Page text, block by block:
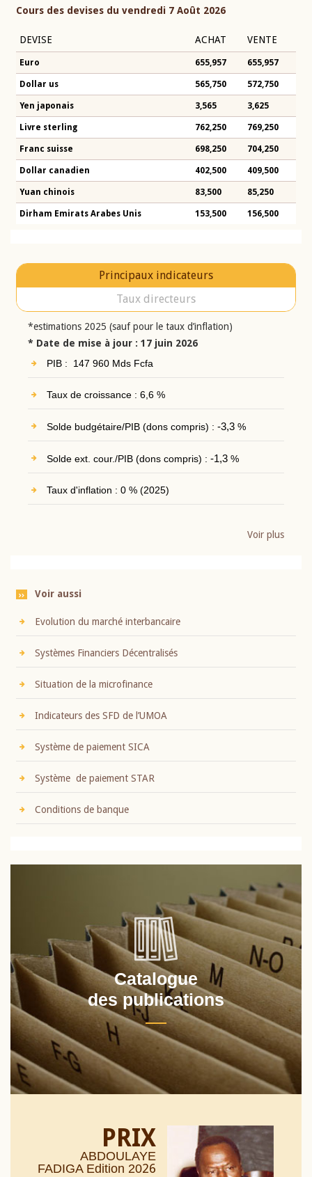
Cours des devises du vendredi 7 Août 2026
DEVISE ACHAT VENTE
Euro 655,957 655,957
Dollar us 565,750 572,750
Yen japonais 3,565 3,625
Livre sterling 762,250 769,250
Franc suisse 698,250 704,250
Dollar canadien 402,500 409,500
Yuan chinois 83,500 85,250
Dirham Emirats Arabes Unis 153,500 156,500
Principaux indicateurs
Taux directeurs
*estimations 2025 (sauf pour le taux d’inflation)
* Date de mise à jour : 17 juin 2026
PIB : 147 960 Mds Fcfa
Taux de croissance : 6,6 %
Solde budgétaire/PIB (dons compris) : -3,3%
Solde ext. cour./PIB (dons compris) : -1,3%
Taux d'inflation : 0 % (2025)
Voir plus
Voir aussi
Evolution du marché interbancaire
Systèmes Financiers Décentralisés
Situation de la microfinance
Indicateurs des SFD de l’UMOA
Système de paiement SICA
Système de paiement STAR
Conditions de banque
Catalogue
des publications
PRIX
ABDOULAYE
FADIGA Edition 2026